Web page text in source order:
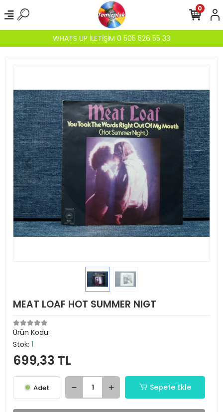
WHATS UP İLETİŞİM 0 505 526 55 33
0
MEAT LOAF HOT SUMMER NIGT
Ürün Kodu:
Stok: 1
699,33 TL
Adet Sepete Ekle